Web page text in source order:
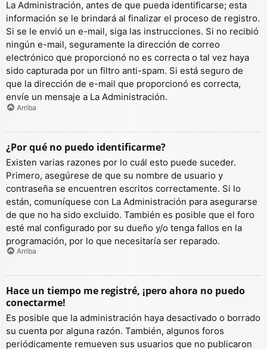
La Administración, antes de que pueda identificarse; esta
información se le brindará al finalizar el proceso de registro.
Si se le envió un e-mail, siga las instrucciones. Si no recibió
ningún e-mail, seguramente la dirección de correo
electrónico que proporcionó no es correcta o tal vez haya
sido capturada por un filtro anti-spam. Si está seguro de
que la dirección de e-mail que proporcionó es correcta,
envíe un mensaje a La Administración.
Arriba
¿Por qué no puedo identificarme?
Existen varias razones por lo cuál esto puede suceder.
Primero, asegúrese de que su nombre de usuario y
contraseña se encuentren escritos correctamente. Si lo
están, comuníquese con La Administración para asegurarse
de que no ha sido excluido. También es posible que el foro
esté mal configurado por su dueño y/o tenga fallos en la
programación, por lo que necesitaría ser reparado.
Arriba
Hace un tiempo me registré, ¡pero ahora no puedo
conectarme!
Es posible que la administración haya desactivado o borrado
su cuenta por alguna razón. También, algunos foros
periódicamente remueven sus usuarios que no publicaron